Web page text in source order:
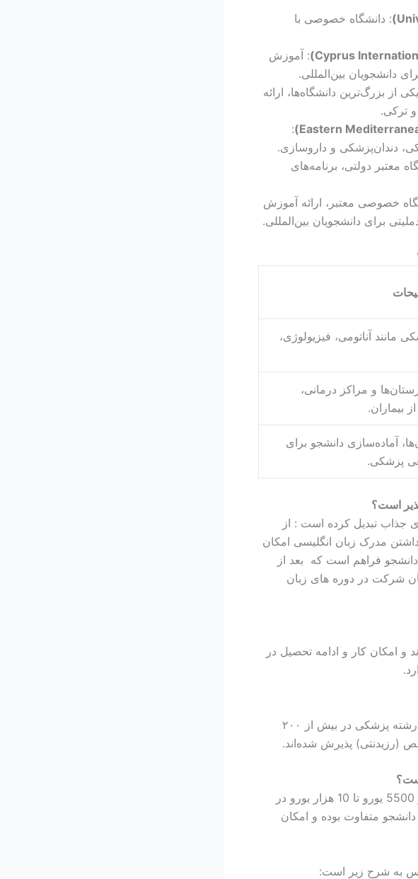
: دانشگاه خصوصی با
: آموزش
دانشجویان بین‌المللی.
از بزرگ‌ترین دانشگاه‌ها، ارائه
ترکی.
:
دندان‌پزشکی و داروسازی.
معتبر دولتی، برنامه‌های
خصوصی معتبر، ارائه آموزش
برای دانشجویان بین‌المللی.
مانند آناتومی، فیزیولوژی،
و مراکز درمانی،
بیماران.
آماده‌سازی دانشجو برای
پزشکی.
است؟
جذاب تبدیل کرده است : از
مدرک زبان انگلیسی امکان
فراهم است که بعد از
شرکت در دوره های زبان
و امکان کار و ادامه تحصیل در
بین سال‌های ۲۰۱۵ تا ۲۰۲۱، حدود ۹۹.۸٪ از فارغ‌التحصیلان رشته پزشکی در بیش از ۲۰۰
(رزیدنتی) پذیرش شده‌اند.
شهریه دانشگاه ها برای تحصیل پزشکی در قبرس شمالی از 5500 یورو تا 10 هزار یورو در
متفاوت بوده و امکان
به شرح زیر است: